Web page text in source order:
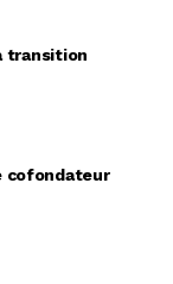
transition
cofondateur